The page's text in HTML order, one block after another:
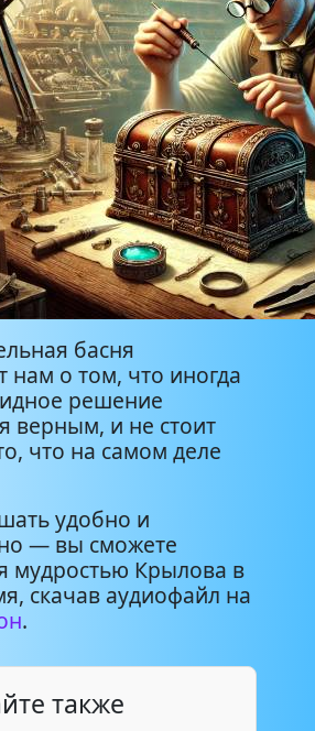
басня
нам о том, что иногда
решение
верным, и не стоит
что на самом деле
удобно и
— вы сможете
мудростью Крылова в
скачав аудиофайл на
.
также